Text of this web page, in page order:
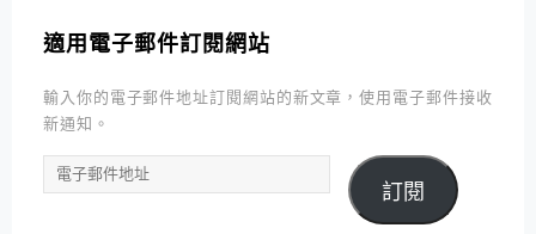
適用電子郵件訂閱網站
輸入你的電子郵件地址訂閱網站的新文章，使用電子郵件接收
新通知。
電
子
訂閱